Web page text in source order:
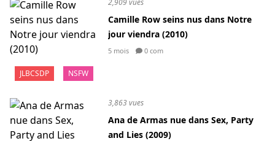
JLBCSDP NSFW
2,909 vues
Camille Row seins nus dans Notre
jour viendra (2010)
5 mois 0 com
3,863 vues
Ana de Armas nue dans Sex, Party
and Lies (2009)